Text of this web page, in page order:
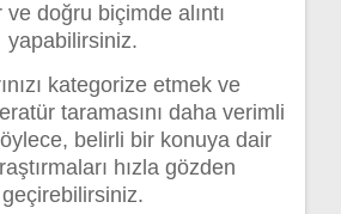
doğru biçimde alıntı
yapabilirsiniz.
kategorize etmek ve
taramasını daha verimli
belirli bir konuya dair
hızla gözden
geçirebilirsiniz.